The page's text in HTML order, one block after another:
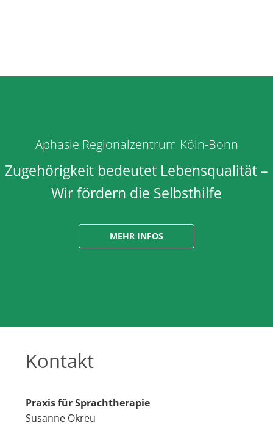
Aphasie Regionalzentrum Köln-Bonn
Zugehörigkeit bedeutet Lebensqualität –
Wir fördern die Selbsthilfe
MEHR INFOS
Kontakt
Praxis für Sprachtherapie
Susanne Okreu